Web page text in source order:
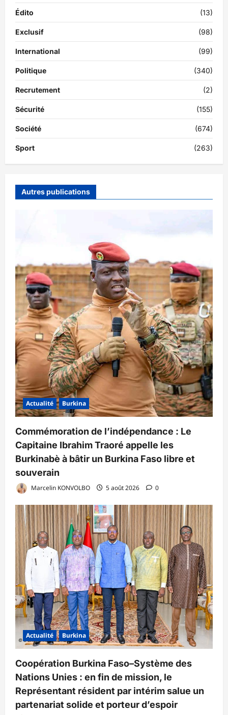
Édito (13)
Exclusif (98)
International (99)
Politique (340)
Recrutement (2)
Sécurité (155)
Société (674)
Sport (263)
Autres publications
Actualité Burkina
Commémoration de l’indépendance : Le
Capitaine Ibrahim Traoré appelle les
Burkinabè à bâtir un Burkina Faso libre et
souverain
Marcelin KONVOLBO 5 août 2026 0
Actualité Burkina
Coopération Burkina Faso–Système des
Nations Unies : en fin de mission, le
Représentant résident par intérim salue un
partenariat solide et porteur d’espoir